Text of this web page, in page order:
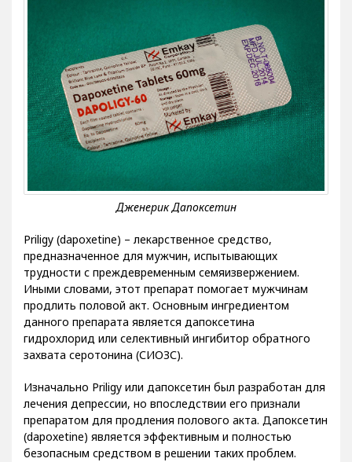
Priligy (dapoxetine) – лекарственное средство,
предназначенное для мужчин, испытывающих
трудности с преждевременным семяизвержением.
Иными словами, этот препарат помогает мужчинам
продлить половой акт. Основным ингредиентом
данного препарата является дапоксетина
гидрохлорид или селективный ингибитор обратного
захвата серотонина (СИОЗС).
Изначально Priligy или дапоксетин был разработан для
лечения депрессии, но впоследствии его признали
препаратом для продления полового акта. Дапоксетин
(dapoxetine) является эффективным и полностью
безопасным средством в решении таких проблем.